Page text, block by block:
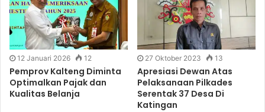
12 Januari 2026 12
Pemprov Kalteng Diminta
Optimalkan Pajak dan
Kualitas Belanja
27 Oktober 2023 13
Apresiasi Dewan Atas
Pelaksanaan Pilkades
Serentak 37 Desa Di
Katingan